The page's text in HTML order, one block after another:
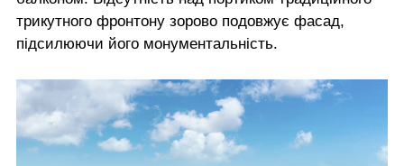
трикутного фронтону зорово подовжує фасад,
підсилюючи його монументальність.